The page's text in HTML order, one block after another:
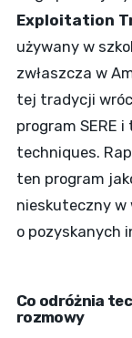
Exploitation
używany w
zwłaszcza w
tej tradycji
program SERE
techniques.
ten program
nieskuteczny w
o pozyskanych
Co odróżnia
rozmowy